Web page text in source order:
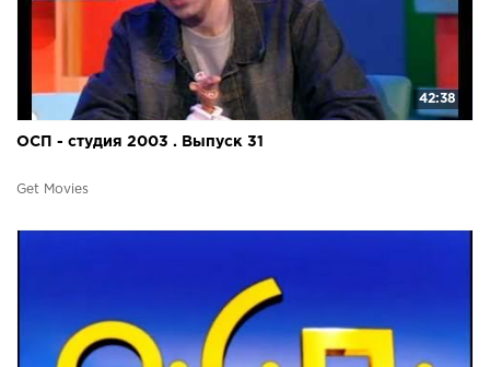
42:38
ОСП - студия 2003 . Выпуск 31
Get Movies